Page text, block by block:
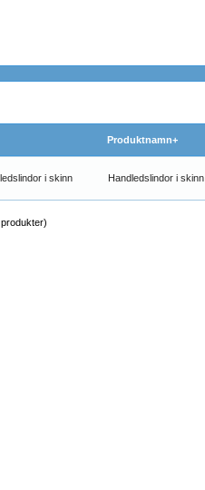
Produktnamn+
Handledslindor i skinn
produkter)